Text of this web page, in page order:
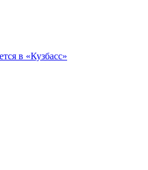
в «Кузбасс»